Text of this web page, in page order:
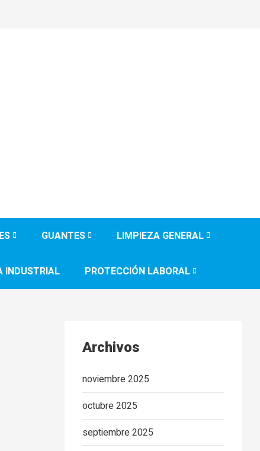
GUANTES LIMPIEZA GENERAL
INDUSTRIAL
PROTECCIÓN LABORAL
Archivos
noviembre 2025
octubre 2025
septiembre 2025